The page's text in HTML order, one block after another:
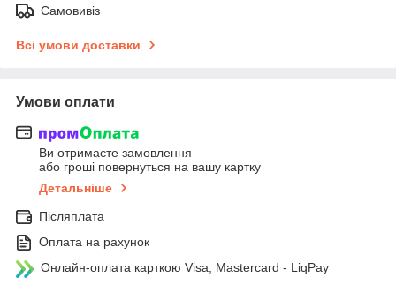
Самовивіз
Всі умови доставки
Умови оплати
Ви отримаєте замовлення
або гроші повернуться на вашу картку
Детальніше
Післяплата
Оплата на рахунок
Онлайн-оплата карткою Visa, Mastercard - LiqPay